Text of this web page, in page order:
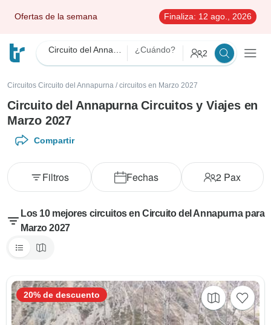
Ofertas de la semana Finaliza: 12 ago., 2026
¿Cuándo? 2
Circuitos Circuito del Annapurna / circuitos en Marzo 2027
Circuito del Annapurna Circuitos y Viajes en
Marzo 2027
Compartir
Fechas 2 Pax
Filtros
Los 10 mejores circuitos en Circuito del Annapurna para
Marzo 2027
20% de descuento